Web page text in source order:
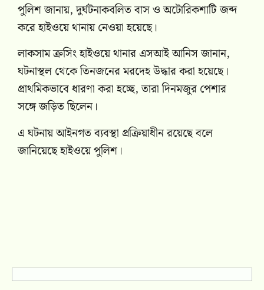
পুলিশ জানায়, দুর্ঘটনাকবলিত বাস ও অটোরিকশাটি জব্দ
করে হাইওয়ে থানায় নেওয়া হয়েছে।
লাকসাম ক্রসিং হাইওয়ে থানার এসআই আনিস জানান,
ঘটনাস্থল থেকে তিনজনের মরদেহ উদ্ধার করা হয়েছে।
প্রাথমিকভাবে ধারণা করা হচ্ছে, তারা দিনমজুর পেশার
সঙ্গে জড়িত ছিলেন।
এ ঘটনায় আইনগত ব্যবস্থা প্রক্রিয়াধীন রয়েছে বলে
জানিয়েছে হাইওয়ে পুলিশ।